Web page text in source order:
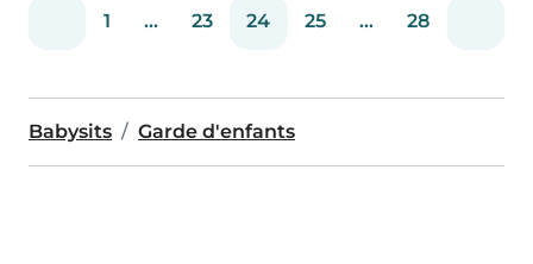
1 ... 23 24 25 ... 28
Babysits Garde d'enfants